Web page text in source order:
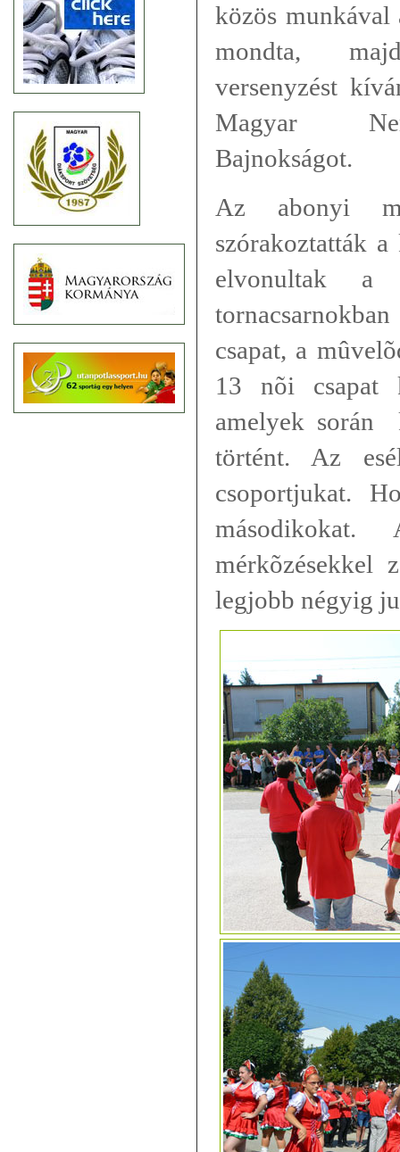
közös
mondta,
versenyzést
Magyar
Bajnokságot.
Az abonyi
szórakoztatták
elvonultak a
csapat, a
13 nõi csapat
amelyek során
történt. Az
csoportjukat.
legjobb négyig